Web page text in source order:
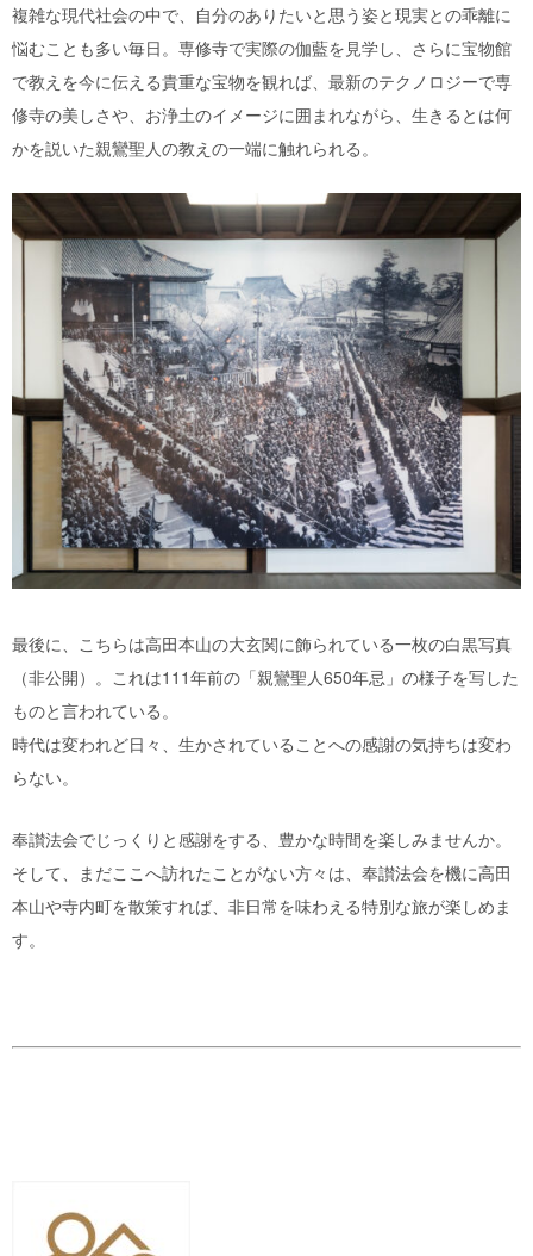
複雑な現代社会の中で、自分のありたいと思う姿と現実との乖離に
悩むことも多い毎日。専修寺で実際の伽藍を見学し、さらに宝物館
で教えを今に伝える貴重な宝物を観れば、最新のテクノロジーで専
修寺の美しさや、お浄土のイメージに囲まれながら、生きるとは何
かを説いた親鸞聖人の教えの一端に触れられる。
最後に、こちらは高田本山の大玄関に飾られている一枚の白黒写真
（非公開）。これは111年前の「親鸞聖人650年忌」の様子を写した
ものと言われている。
時代は変われど日々、生かされていることへの感謝の気持ちは変わ
らない。
奉讃法会でじっくりと感謝をする、豊かな時間を楽しみませんか。
そして、まだここへ訪れたことがない方々は、奉讃法会を機に高田
本山や寺内町を散策すれば、非日常を味わえる特別な旅が楽しめま
す。